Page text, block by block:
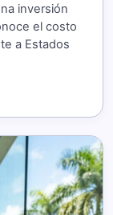
inversión
el costo
a Estados